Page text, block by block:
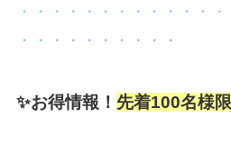
・・・・・・・・・・・・
・・・・・・・・・・
✨お得情報！ 先着100名様